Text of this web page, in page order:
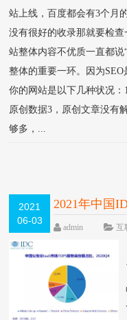
站上线，百度都会有3个月
没有很好的收录那就要检
站整体内容不优质一直都
整体的重要一环。因为
你的网站是以下几种状况
原创数据3，原创文章没有
够多，...
2021
06-03
2021年中国
admin 互